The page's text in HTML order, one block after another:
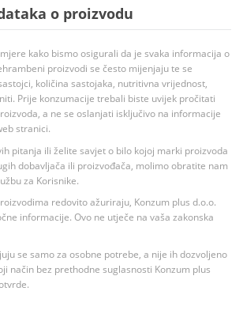
o proizvodu
kako bismo osigurali da je svaka informacija o
proizvodi se često mijenjaju te se
količina sastojaka, nutritivna vrijednost,
Prije konzumacije trebali biste uvijek pročitati
a ne se oslanjati isključivo na informacije
stranici.
pitanja ili želite savjet o bilo kojoj marki proizvoda
dobavljača ili proizvođača, molimo obratite nam
za Korisnike.
redovito ažuriraju, Konzum plus d.o.o.
informacije. Ovo ne utječe na vaša zakonska
se samo za osobne potrebe, a nije ih dozvoljeno
način bez prethodne suglasnosti Konzum plus